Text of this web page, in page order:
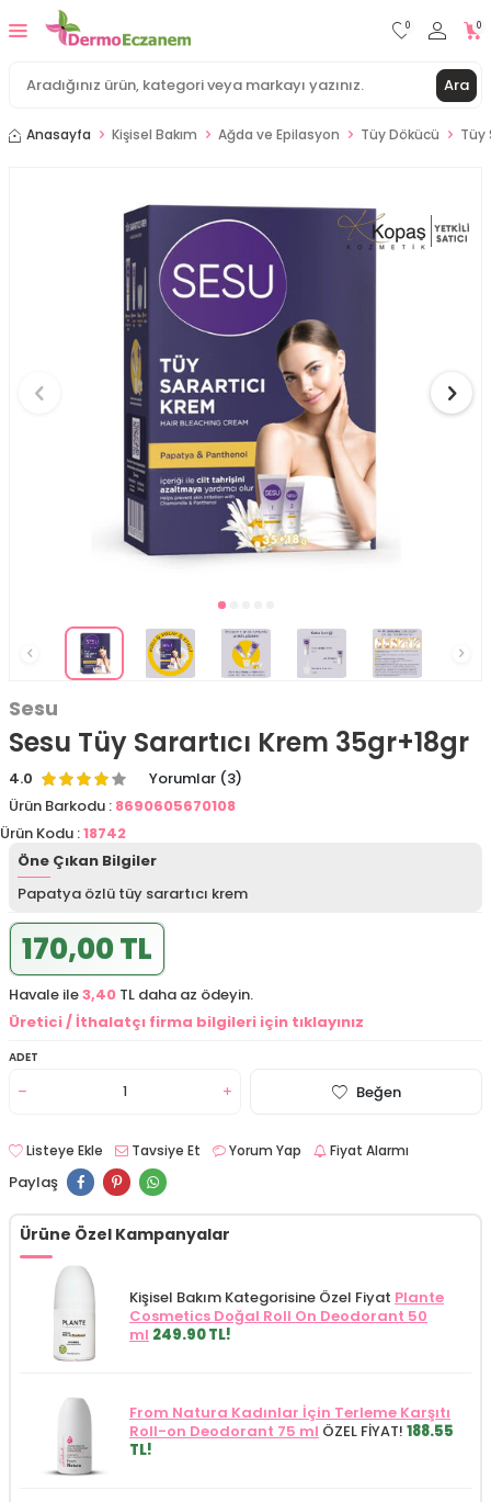
Ara
0 0
Anasayfa Kişisel Bakım Ağda ve Epilasyon Tüy Dökücü Tüy
Sesu
Sesu Tüy Sarartıcı Krem 35gr+18gr
4.0
Yorumlar (3)
Ürün Barkodu : 8690605670108
Ürün Kodu :18742
Öne Çıkan Bilgiler
Papatya özlü tüy sarartıcı krem
170,00 TL
Havale ile3,40 TL daha az ödeyin.
Üretici / İthalatçı firma bilgileri için tıklayınız
ADET
Beğen
Listeye Ekle Tavsiye Et Yorum Yap Fiyat Alarmı
Paylaş
Ürüne Özel Kampanyalar
Kişisel Bakım Kategorisine Özel Fiyat Plante
Cosmetics Doğal Roll On Deodorant 50
ml 249.90 TL!
From Natura Kadınlar İçin Terleme Karşıtı
Roll-on Deodorant 75 ml ÖZEL FİYAT! 188.55
TL!